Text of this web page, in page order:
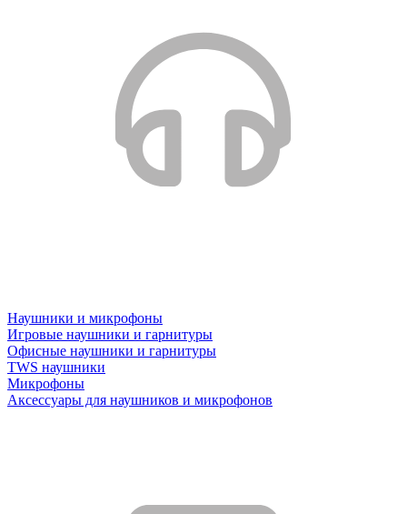
Наушники и микрофоны
Игровые наушники и гарнитуры
Офисные наушники и гарнитуры
TWS наушники
Микрофоны
Аксессуары для наушников и микрофонов